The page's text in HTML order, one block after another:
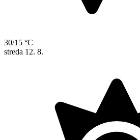
30/15 °C
streda 12. 8.